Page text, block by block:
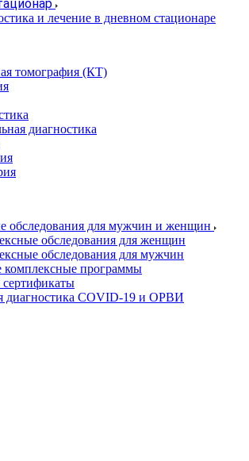
и лечение в дневном стационаре
томография (КТ)
диагностика
обследования для мужчин и женщин
обследования для женщин
обследования для мужчин
программы
диагностика COVID-19 и ОРВИ